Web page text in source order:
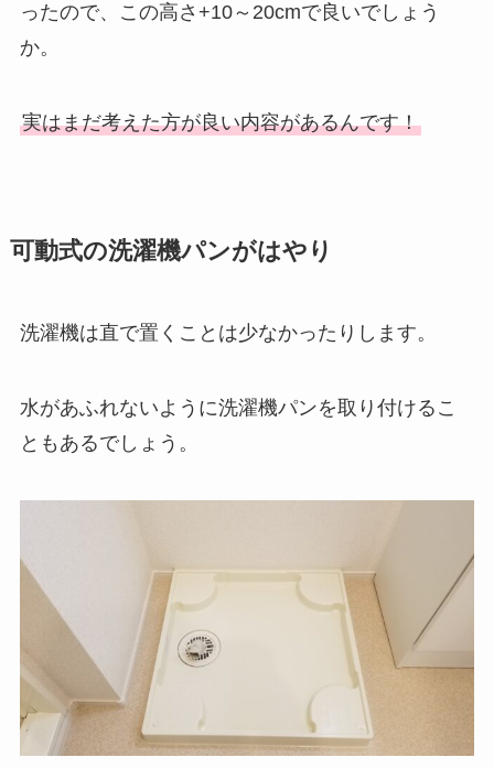
ったので、この高さ+10～20cmで良いでしょう
か。
実はまだ考えた方が良い内容があるんです！
可動式の洗濯機パンがはやり
洗濯機は直で置くことは少なかったりします。
水があふれないように洗濯機パンを取り付けるこ
ともあるでしょう。